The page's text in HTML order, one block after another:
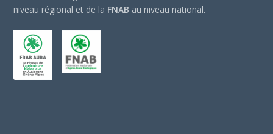
niveau régional et de la FNAB au niveau national.